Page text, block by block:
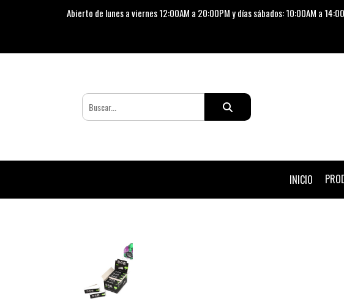
Abierto de lunes a viernes 12:00AM a 20:00PM y días sábados: 10:00AM a
INICIO